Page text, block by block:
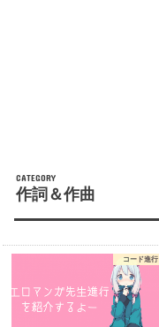
作詞＆作曲
コード進行